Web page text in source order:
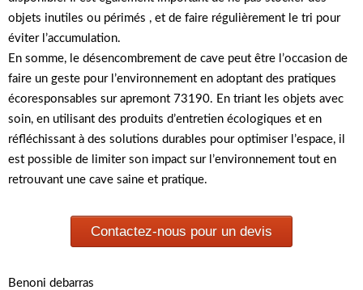
objets inutiles ou périmés , et de faire régulièrement le tri pour
éviter l’accumulation.
En somme, le désencombrement de cave peut être l’occasion de
faire un geste pour l’environnement en adoptant des pratiques
écoresponsables sur apremont 73190. En triant les objets avec
soin, en utilisant des produits d’entretien écologiques et en
réfléchissant à des solutions durables pour optimiser l’espace, il
est possible de limiter son impact sur l’environnement tout en
retrouvant une cave saine et pratique.
Contactez-nous pour un devis
Benoni debarras